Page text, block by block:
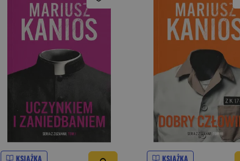
KSIĄŻKA KSIĄŻKA